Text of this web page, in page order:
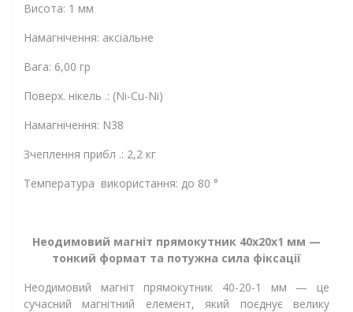
Висота: 1 мм
Намагнічення: аксіальне
Вага: 6,00 гр
Поверх. нікель .: (Ni-Cu-Ni)
Намагнічення: N38
Зчеплення прибл .: 2,2 кг
Температура використання: до 80 °
Неодимовий магніт прямокутник 40х20х1 мм —
тонкий формат та потужна сила фіксації
Неодимовий магніт прямокутник 40-20-1 мм — це
сучасний магнітний елемент, який поєднує велику